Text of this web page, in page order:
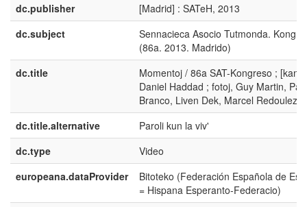
dc.publisher
[Madrid] : SATeH, 2013
dc.subject
Sennacieca Asocio Tutmonda.
(86a. 2013. Madrido)
dc.title
Momentoj / 86a SAT-Kongreso ;
Daniel Haddad ; fotoj, Guy Martin,
Branco, Liven Dek, Marcel Redoulez]
dc.title.alternative
Paroli kun la viv'
dc.type
Video
europeana.dataProvider
Bitoteko (Federación Española de
= Hispana Esperanto-Federacio)